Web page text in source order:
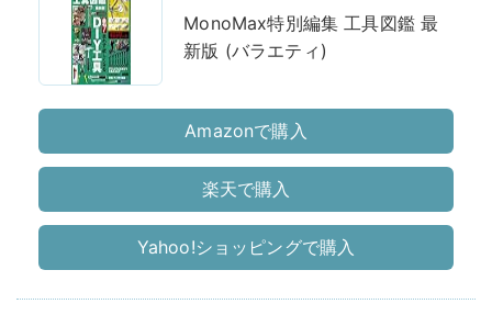
MonoMax特別編集 工具図鑑 最
新版 (バラエティ)
Amazonで購入
楽天で購入
Yahoo!ショッピングで購入